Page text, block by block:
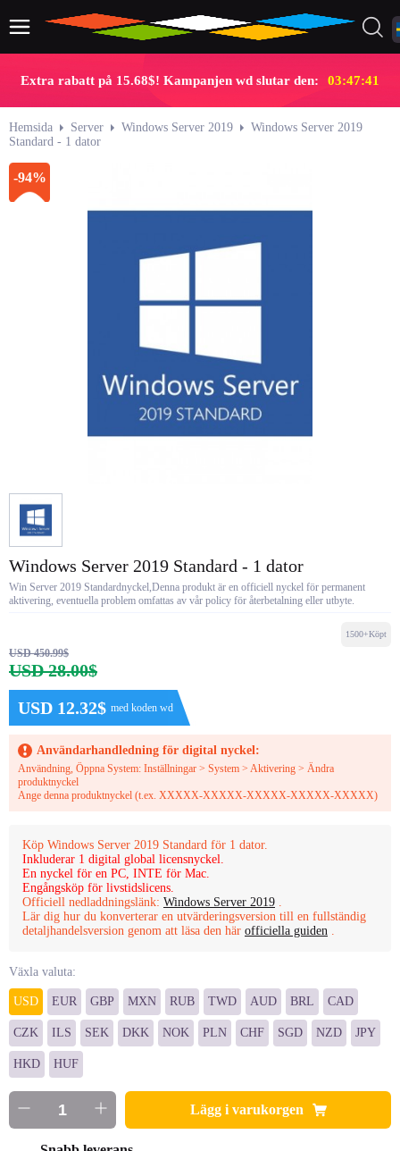
Extra rabatt på 15.68$! Kampanjen wd slutar den: 03:47:40
Hemsida Server Windows Server 2019
Windows Server 2019
Standard - 1 dator
-94%
Windows Server 2019 Standard - 1 dator
Win Server 2019 Standardnyckel,Denna produkt är en officiell nyckel för permanent
aktivering, eventuella problem omfattas av vår policy för återbetalning eller utbyte.
USD 450.99$
USD 28.00$
USD 12.32$ med koden wd
1500+Köpt
Användarhandledning för digital nyckel:
Användning, Öppna System: Inställningar > System > Aktivering > Ändra
produktnyckel
Ange denna produktnyckel (t.ex. XXXXX-XXXXX-XXXXX-XXXXX-XXXXX)
Köp Windows Server 2019 Standard för 1 dator.
Inkluderar 1 digital global licensnyckel.
En nyckel för en PC, INTE för Mac.
Engångsköp för livstidslicens.
Officiell nedladdningslänk: Windows Server 2019 .
Lär dig hur du konverterar en utvärderingsversion till en fullständig
detaljhandelsversion genom att läsa den här officiella guiden .
Växla valuta:
USD EUR GBP MXN RUB TWD AUD BRL CAD
CZK ILS SEK DKK NOK PLN CHF SGD NZD JPY
HKD HUF
Lägg i varukorgen